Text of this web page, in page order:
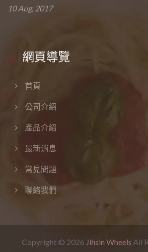
10 Aug, 2017
網頁導覽
首頁
公司介紹
產品介紹
最新消息
常見問題
聯絡我們
Copyright © 2026 Jihsin Wheels All